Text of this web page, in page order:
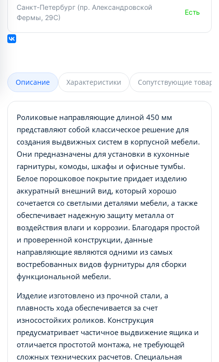
Санкт-Петербург (пр. Александровской
Фермы, 29С)
Есть
Описание Характеристики Сопутствующие товары
Роликовые направляющие длиной 450 мм
представляют собой классическое решение для
создания выдвижных систем в корпусной мебели.
Они предназначены для установки в кухонные
гарнитуры, комоды, шкафы и офисные тумбы.
Белое порошковое покрытие придает изделию
аккуратный внешний вид, который хорошо
сочетается со светлыми деталями мебели, а также
обеспечивает надежную защиту металла от
воздействия влаги и коррозии. Благодаря простой
и проверенной конструкции, данные
направляющие являются одними из самых
востребованных видов фурнитуры для сборки
функциональной мебели.
Изделие изготовлено из прочной стали, а
плавность хода обеспечивается за счет
износостойких роликов. Конструкция
предусматривает частичное выдвижение ящика и
отличается простотой монтажа, не требующей
сложных технических расчетов. Специальная